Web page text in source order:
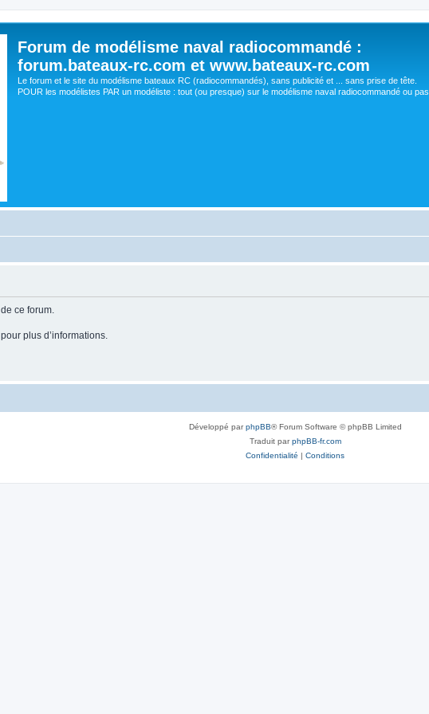
Forum de modélisme naval radiocommandé :
forum.bateaux-rc.com et www.bateaux-rc.com
Le forum et le site du modélisme bateaux RC (radiocommandés), sans publicité et ... sans prise de tête.
POUR les modélistes PAR un modéliste : tout (ou presque) sur le modélisme naval radiocommandé ou pas.
de ce forum.
pour plus d’informations.
Développé parphpBB® Forum Software © phpBB Limited
Traduit parphpBB-fr.com
Confidentialité | Conditions